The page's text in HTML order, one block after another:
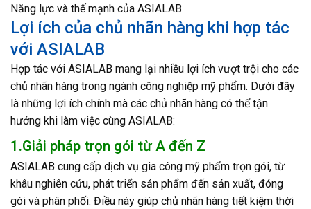
Năng lực và thế mạnh của ASIALAB
Lợi ích của chủ nhãn hàng khi hợp tác
với ASIALAB
Hợp tác với ASIALAB mang lại nhiều lợi ích vượt trội cho các
chủ nhãn hàng trong ngành công nghiệp mỹ phẩm. Dưới đây
là những lợi ích chính mà các chủ nhãn hàng có thể tận
hưởng khi làm việc cùng ASIALAB:
1.Giải pháp trọn gói từ A đến Z
ASIALAB cung cấp dịch vụ gia công mỹ phẩm trọn gói, từ
khâu nghiên cứu, phát triển sản phẩm đến sản xuất, đóng
gói và phân phối. Điều này giúp chủ nhãn hàng tiết kiệm thời